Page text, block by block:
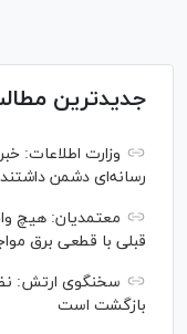
جدیدترین
وزارت اطلاعات:
رسانه‌ای دشمن داشتند
معتمدیان: هیچ
قبلی با قطعی برق
سخنگوی ارتش: نظم
بازگشت است